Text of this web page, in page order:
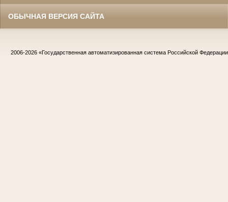
ОБЫЧНАЯ ВЕРСИЯ САЙТА
2006-2026 «Государственная автоматизированная система Российской